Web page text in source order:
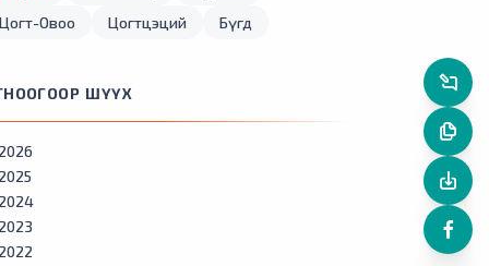
Цогт-Овоо
Цогтцэций Бүгд
ШҮҮХ